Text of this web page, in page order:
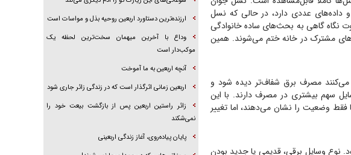
و داده‌های عددی دارد، در حالی که نسل
نگاه گاهی به بحث‌های ساده خانوادگی
مشترک در خانه ختم می‌شوند. همین
می‌کنند مصرف برق شفاف‌تر دیده شود و
سهم بیشتری در مصرف دارند. با این
فقط وضعیت را نشان می‌دهند، اما تغییر
نوع وسایل برقی، قدیمی یا جدید بودن
گزارش «جوان» از قوانین سخت‌گیرانه ۶ قاره در
تحلیل ابعاد پیام رهبر انقلاب به حزب‌الله/ مقاومت
ارزنده‌ترین دستاورد اربعین روحیه بذل و مواسات است
وداع با آخرین میهمان سخت‌ترین لحظه یک
موکب‌دار است
آنچه اربعین به ما آموخت
اربعین زمانی اثرگذار است که در زندگی زائر جاری شود
زائر راستین اربعین پس از بازگشت بیعت خود را
نمی‌شکند
پایان پیاده‌روی، آغاز زندگی اربعینی